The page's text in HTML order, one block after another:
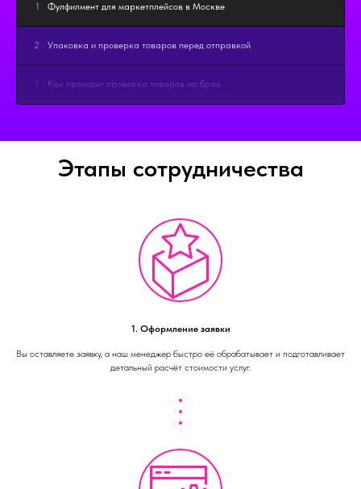
1 Фулфилмент для маркетплейсов в Москве
2 Упаковка и проверка товаров перед отправкой
3 Как проходит проверка товаров на брак
Отгрузка по системе FBS
Этапы сотрудничества
1. Оформление заявки
Вы оставляете заявку, а наш менеджер быстро её обрабатывает и подготавливает
детальный расчёт стоимости услуг.